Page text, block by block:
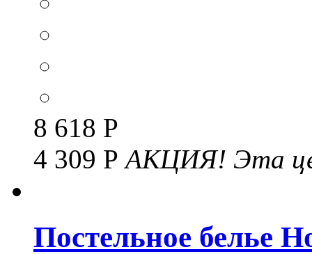
8 618 Р
4 309 РАКЦИЯ! Эта
Постельное белье